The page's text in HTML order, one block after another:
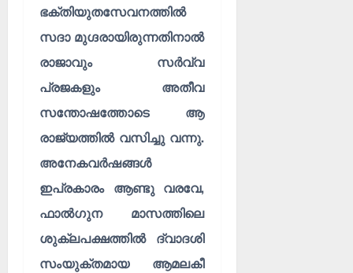
ഭക്തിയുതസേവനത്തിൽ
സദാ മുഗ്ദരായിരുന്നതിനാൽ
രാജാവും സർവ്വ
പ്രജകളും അതീവ
സന്തോഷത്തോടെ ആ
രാജ്യത്തിൽ വസിച്ചു വന്നു.
അനേകവർഷങ്ങൾ
ഇപ്രകാരം ആണ്ടു വരവേ,
ഫാൽഗുന മാസത്തിലെ
ശുക്ലപക്ഷത്തിൽ ദ്വാദശി
സംയുക്തമായ ആമലകീ